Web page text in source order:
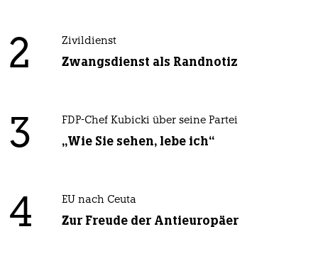
2 Zivildienst
Zwangsdienst als Randnotiz
3 FDP-Chef Kubicki über seine Partei
„Wie Sie sehen, lebe ich“
4 EU nach Ceuta
Zur Freude der Antieuropäer